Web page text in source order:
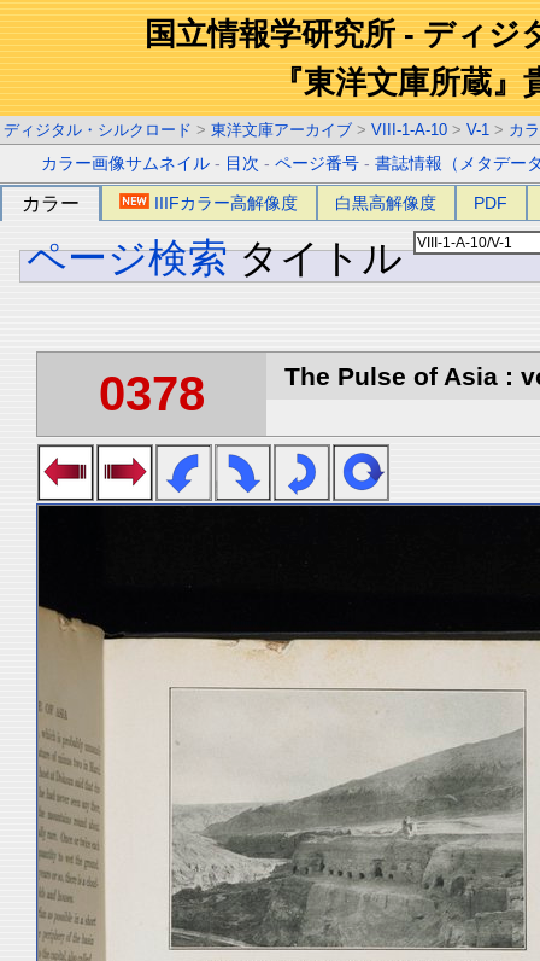
国立情報学研究所 - ディジ
『東洋文庫所蔵』
ディジタル・シルクロード > 東洋文庫アーカイブ > VIII-1-A-10 > V-1 > カ
カラー画像サムネイル - 目次 -ページ番号 -書誌情報（メタデー
カラー IIIFカラー高解像度 白黒高解像度 PDF
ページ検索 タイトル
0378 The Pulse of Asia :